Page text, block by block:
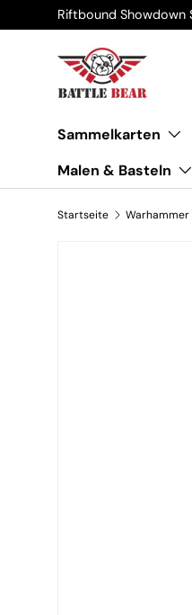
Direkt zum Inhalt
Riftbound Showdown
Sammelkarten
Malen & Basteln
Startseite